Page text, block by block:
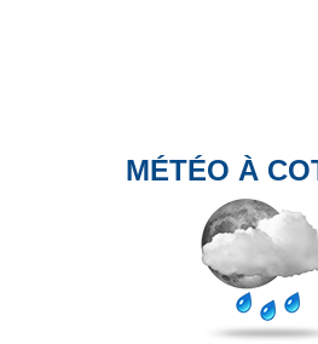
MÉTÉO À